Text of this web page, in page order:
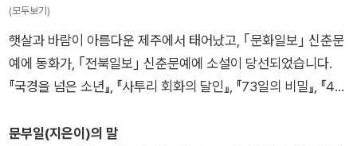
(모두보기)
햇살과 바람이 아름다운 제주에서 태어났고, ｢문화일보｣ 신춘문
예에 동화가, ｢전북일보｣ 신춘문예에 소설이 당선되었습니다.
『국경을 넘은 소년』, 『사투리 회화의 달인』, 『73일의 비밀』, 『4
책을 펴냈습니다.
문부일(지은이)의 말